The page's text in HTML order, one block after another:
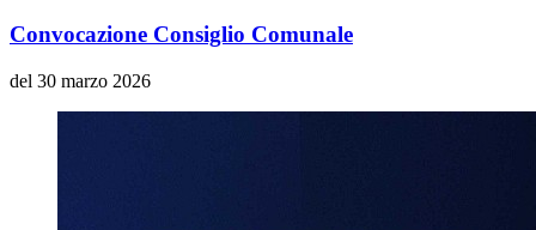
Convocazione Consiglio Comunale
del 30 marzo 2026